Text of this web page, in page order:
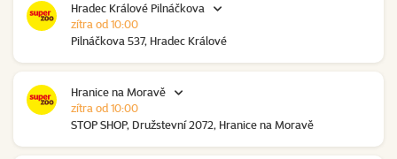
Hradec Králové Pilnáčkova
Pilnáčkova 537, Hradec Králové
zítra od 10:00
Hranice na Moravě
STOP SHOP, Družstevní 2072, Hranice na Moravě
zítra od 10:00